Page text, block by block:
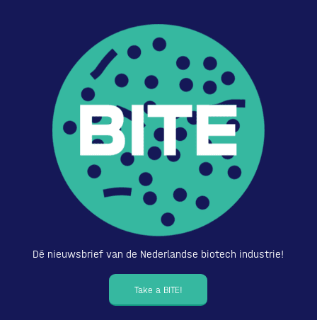
Dé nieuwsbrief van de Nederlandse biotech industrie!
Take a BITE!